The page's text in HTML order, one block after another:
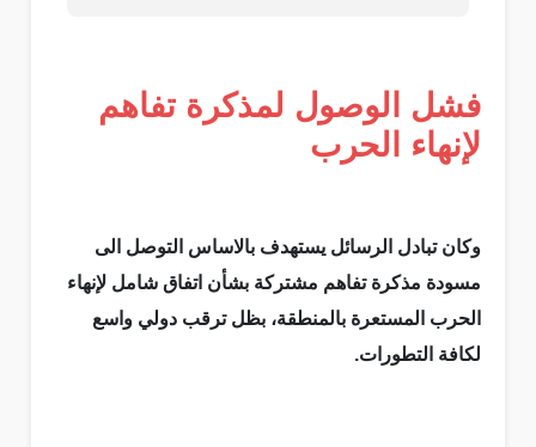
فشل الوصول لمذكرة تفاهم
لإنهاء الحرب
وكان تبادل الرسائل يستهدف بالاساس التوصل الى
مسودة مذكرة تفاهم مشتركة بشأن اتفاق شامل لإنهاء
الحرب المستعرة بالمنطقة، بظل ترقب دولي واسع
لكافة التطورات.